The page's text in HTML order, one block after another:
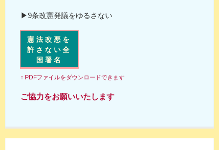
▶9条改憲発議をゆるさない
憲法改悪を
許さない全
国署名
↑ PDFファイルをダウンロードできます
ご協力をお願いいたします